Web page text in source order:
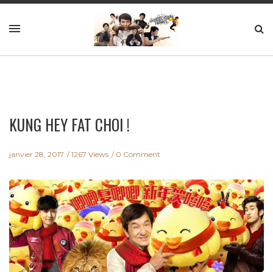
KUNG HEY FAT CHOI !
janvier 28, 2017 1267 Views 0 Comment